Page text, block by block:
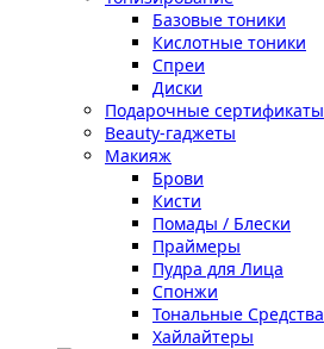
Базовые тоники
Кислотные тоники
Спреи
Диски
Подарочные сертификаты
Beauty-гаджеты
Макияж
Брови
Кисти
Помады / Блески
Праймеры
Пудра для Лица
Спонжи
Тональные Средства
Хайлайтеры